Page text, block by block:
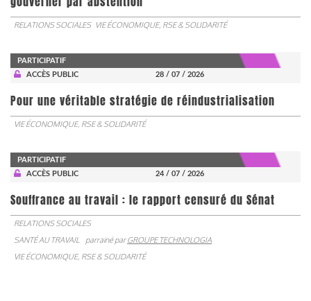
RELATIONS SOCIALES VIE ÉCONOMIQUE, RSE & SOLIDARITÉ
PARTICIPATIF
ACCÈS PUBLIC
28 / 07 / 2026
Pour une véritable stratégie de réindustrialisation
VIE ÉCONOMIQUE, RSE & SOLIDARITÉ
PARTICIPATIF
ACCÈS PUBLIC
24 / 07 / 2026
Souffrance au travail : le rapport censuré du Sénat
RELATIONS SOCIALES
SANTÉ AU TRAVAIL
parrainé parGROUPE TECHNOLOGIA
VIE ÉCONOMIQUE, RSE & SOLIDARITÉ